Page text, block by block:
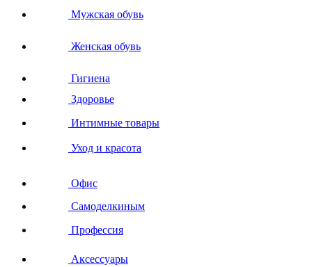
Мужская обувь
Женская обувь
Гигиена
Здоровье
Интимные товары
Уход и красота
Офис
Самоделкиным
Профессия
Аксессуары